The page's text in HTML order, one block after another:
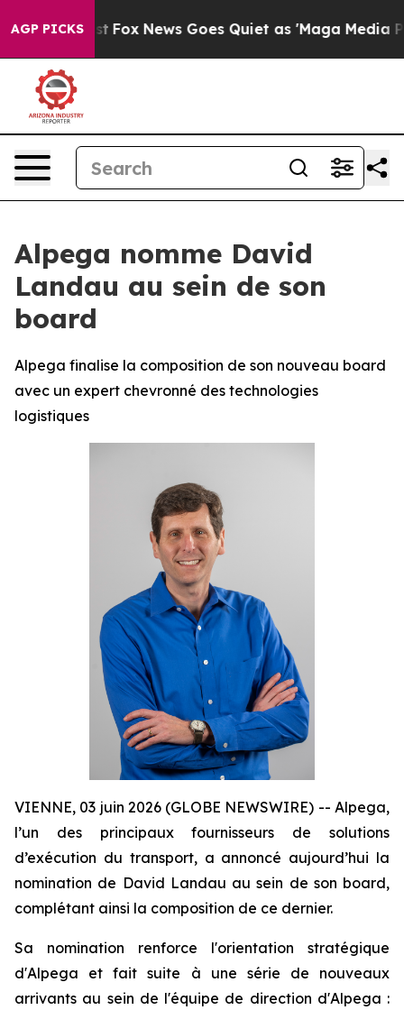
AGP PICKS
Exist Fox News Goes Quiet as 'Maga Media
Alpega nomme David
Landau au sein de son
board
Alpega finalise la composition de son nouveau board
avec un expert chevronné des technologies
logistiques
VIENNE, 03 juin 2026 (GLOBE NEWSWIRE) -- Alpega,
l’un des principaux fournisseurs de solutions
d’exécution du transport, a annoncé aujourd’hui la
nomination de David Landau au sein de son board,
complétant ainsi la composition de ce dernier.
Sa nomination renforce l'orientation stratégique
d'Alpega et fait suite à une série de nouveaux
arrivants au sein de l'équipe de direction d'Alpega :